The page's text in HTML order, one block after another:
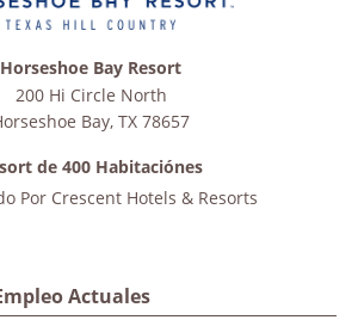
Actuales
Horseshoe Bay Resort
200 Hi Circle North
Bay, TX 78657
de 400 Habitaciónes
Por Crescent Hotels & Resorts